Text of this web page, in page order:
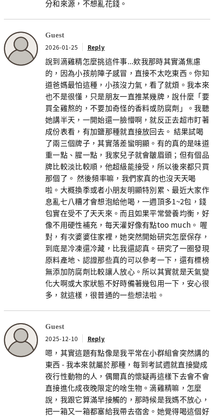
分和來源，不想亂花錢。
Guest
2026-01-25 Reply
說到滴雞精怎麼挑這件事...欸我那時其實滿焦慮
的，因為小孩前陣子感冒，直接不太吃東西。你知
道爸媽最怕這種，小孩沒力氣，看了就煩。我本來
也不是很懂，只是朋友一直推某幾牌，說什麼「要
買全雞熬的，不要加奇怪的香料或防腐劑」。我聽
她講半天，一開始還一臉懵啊，就反正去超市盯著
成份表看，有加鹽那種就直接放回去。 結果試喝
了兩三個牌子，其實落差蠻明顯。有的真的是味道
重一點、腥一點，我家兒子就會皺眉頭；但有個品
牌比較淡比較順，他超級能接受，所以後來都只買
那個了。 然後頻率嘛，我們家真的也沒天天喝
啦。大概換季或者小朋友明顯特別累、最近大家作
息亂七八糟才會想泡給他喝，一週頂多1~2包，錢
包實在受不了天天來。而且如果平常營養均衡，好
像不用硬性補充，每天灌好像有點too much。 喔
對，有次婆婆住家裡，她突然開始研究怎麼保存，
到底是冷凍還冷藏，比我還認真。研究了一圈發現
原料產地、認證那些真的可以參考一下，還有標榜
無添加防腐劑比較讓人放心。所以其實就是天氣變
化大啊或大家狀態不好時備著幾包用一下，安心很
多，就這樣，很普通的一些想法啦。
Guest
2025-12-10 Reply
嗯，其實這題有點像是我平常在小群組會突然講的
東西 - 我本來就屬於那種，每到考試週就直接變成
夜行性動物的人，偶爾真的懷疑再這樣下去會不會
直接進化成夜晚限定的啥生物。滴雞精嘛，怎麼
說，我跟它算滿早接觸的，那時候是我媽不放心，
把一箱又一箱都塞給我帶去宿舍。她覺得喝這個好